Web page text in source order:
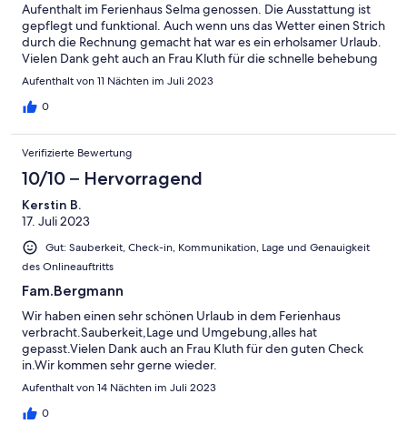
Aufenthalt im Ferienhaus Selma genossen. Die Ausstattung ist
gepflegt und funktional. Auch wenn uns das Wetter einen Strich
durch die Rechnung gemacht hat war es ein erholsamer Urlaub.
Vielen Dank geht auch an Frau Kluth für die schnelle behebung
des Heizungsproblem. Wir kommen gern wieder. Mit
Aufenthalt von 11 Nächten im Juli 2023
0
Verifizierte Bewertung
10/10 – Hervorragend
Kerstin B.
17. Juli 2023
Gut: Sauberkeit, Check-in, Kommunikation, Lage und Genauigkeit
des Onlineauftritts
Fam.Bergmann
Wir haben einen sehr schönen Urlaub in dem Ferienhaus
verbracht.Sauberkeit,Lage und Umgebung,alles hat
gepasst.Vielen Dank auch an Frau Kluth für den guten Check
in.Wir kommen sehr gerne wieder.
Aufenthalt von 14 Nächten im Juli 2023
0